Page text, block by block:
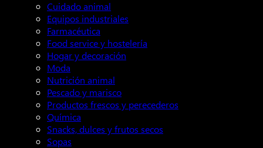
Cuidado animal
Equipos industriales
Farmacéutica
Food service y hostelería
Hogar y decoración
Moda
Nutrición animal
Pescado y marisco
Productos frescos y perecederos
Química
Snacks, dulces y frutos secos
Sopas